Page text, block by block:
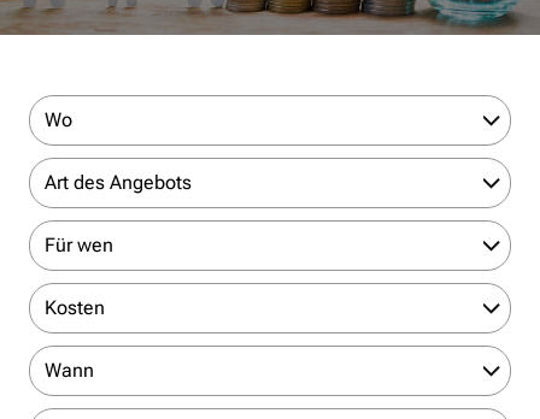
Wo
Art des Angebots
Für wen
Kosten
Wann